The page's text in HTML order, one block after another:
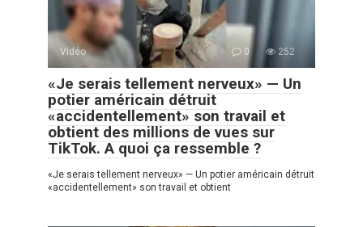
Vidéo 0 252
«Je serais tellement nerveux» — Un
potier américain détruit
«accidentellement» son travail et
obtient des millions de vues sur
TikTok. A quoi ça ressemble ?
«Je serais tellement nerveux» — Un potier américain détruit
«accidentellement» son travail et obtient